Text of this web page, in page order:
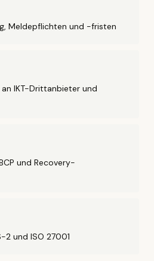
Meldepflichten und -fristen
IKT-Drittanbieter und
und Recovery-
2 und ISO 27001